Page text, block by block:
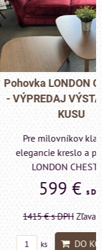
Pohovka LONDON
- VÝPREDAJ
KUSU
Pre milovníkov
elegancie kreslo a
LONDON
599 €s
1415 €s DPH Zľava
ks DO